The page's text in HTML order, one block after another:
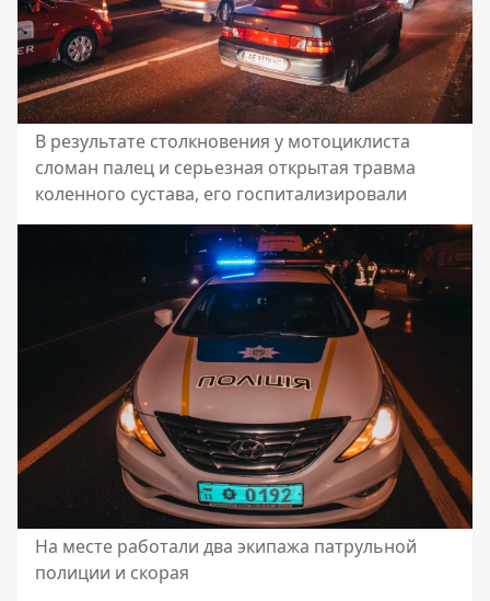
В результате столкновения у мотоциклиста
сломан палец и серьезная открытая травма
коленного сустава, его госпитализировали
На месте работали два экипажа патрульной
полиции и скорая